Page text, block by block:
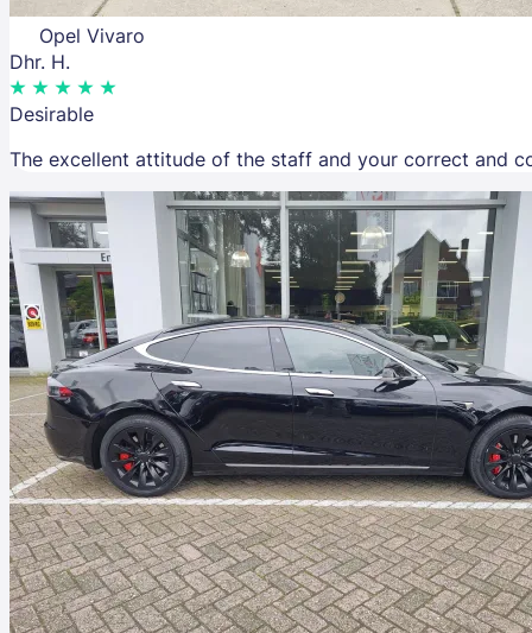
Opel Vivaro
Dhr. H.
Desirable
The excellent attitude of the staff and your correct and